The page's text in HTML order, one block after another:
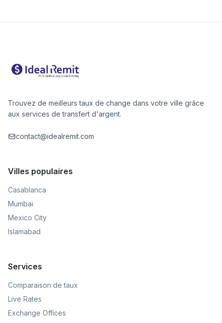
Trouvez de meilleurs taux de change dans votre ville grâce
aux services de transfert d'argent.
contact@idealremit.com
Villes populaires
Casablanca
Mumbai
Mexico City
Islamabad
Services
Comparaison de taux
Live Rates
Exchange Offices